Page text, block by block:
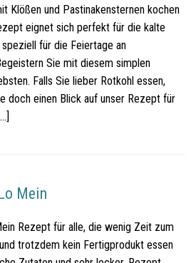
Klößen und Pastinakensternen kochen
eignet sich perfekt für die kalte
für die Feiertage an
Sie mit diesem simplen
Falls Sie lieber Rotkohl essen,
doch einen Blick auf unser Rezept für
Mein
Rezept für alle, die wenig Zeit zum
trotzdem kein Fertigprodukt essen